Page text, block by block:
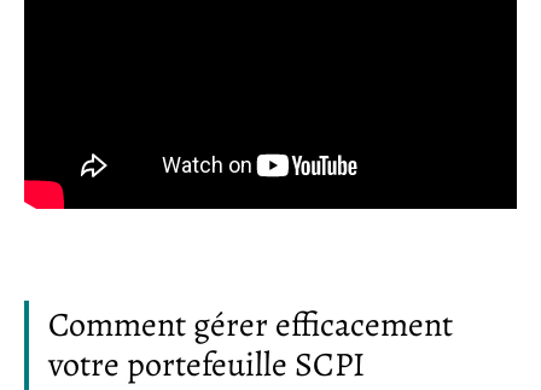
Comment gérer efficacement
votre portefeuille SCPI